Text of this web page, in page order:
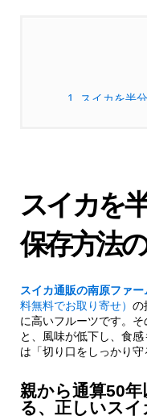
1. スイカを半
1.1.1.保
2.プロが実践
2.1.極意1：
2.1.1.推
2.2.極意2：
スイカを
保存方法
スイカ通販の南原ファー
料無料でお取り寄せ） の
に高いフルーツです。
と、風味が低下し、食
は「切り口をしっかり守
親から通算50
る、正しいス